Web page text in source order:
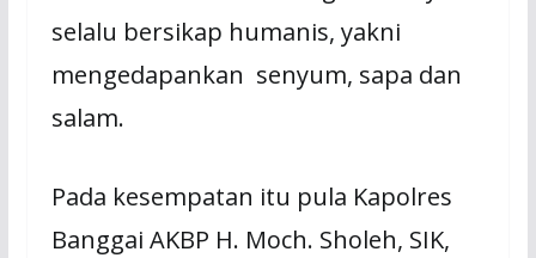
selalu bersikap humanis, yakni
mengedapankan senyum, sapa dan
salam.
Pada kesempatan itu pula Kapolres
Banggai AKBP H. Moch. Sholeh, SIK,